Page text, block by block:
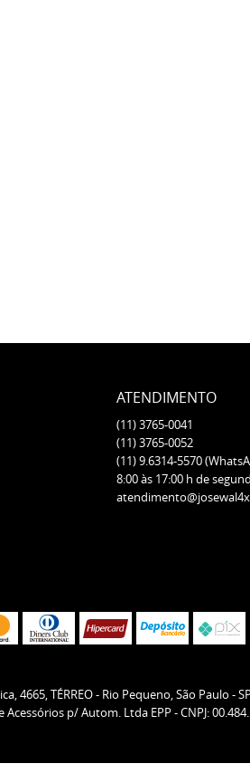
ATENDIMENTO
(11)3765-0041
(11)3765-0052
(11)9.6314-5570
8:00 às 17:00 h de
4665, TÉRREO- Rio Pequeno, São Paulo -SP
Acessórios p/ Autom. Ltda EPP - CNPJ: